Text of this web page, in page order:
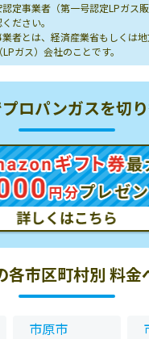
定事業者（第一号認定LPガス販
ださい。
者とは、経済産業省もしくは
ガス）会社のことです。
ロパンガスを切
各市区町村別 料金
市原市